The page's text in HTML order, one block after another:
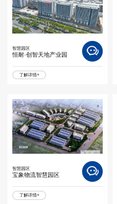
智慧园区
恒耐·创智天地产业园
了解详情+
智慧园区
宝象物流智慧园区
了解详情+